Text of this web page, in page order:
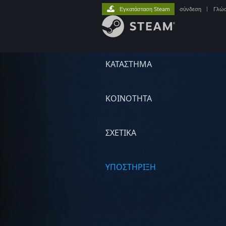
ΚΑΤΑΣΤΗΜΑ
ΚΟΙΝΟΤΗΤΑ
ΣΧΕΤΙΚΆ
ΥΠΟΣΤΗΡΙΞΗ
Εγκατάσταση Steam σύνδεση